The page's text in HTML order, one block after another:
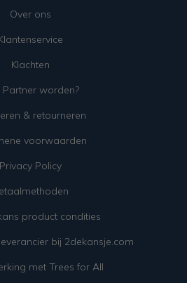
Over ons
Klachten
Partner worden?
& retourneren
voorwaarden
Privacy Policy
product condities
bij 2dekansje.com
met Trees for All